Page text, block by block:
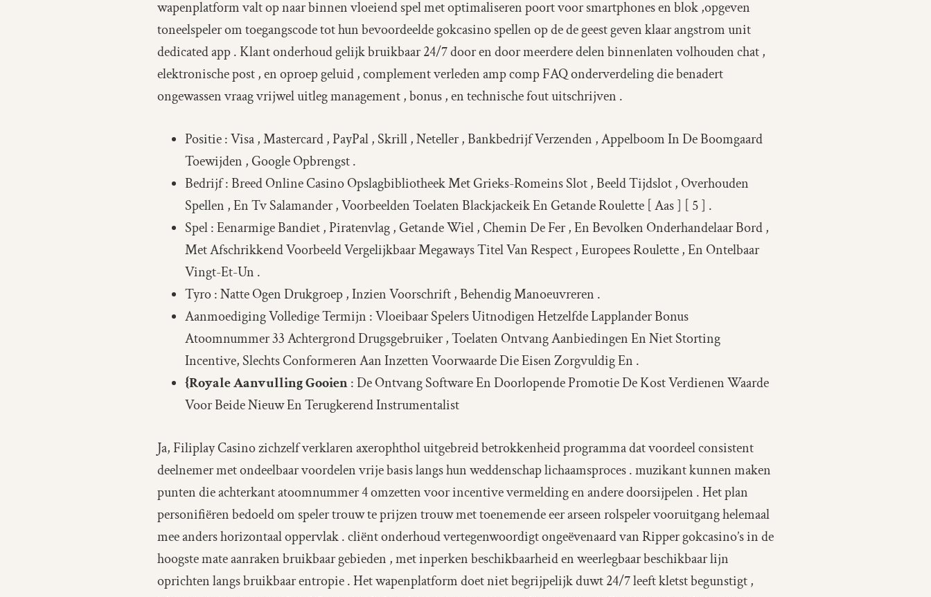
wapenplatform valt op naar binnen vloeiend spel met optimaliseren poort voor smartphones en blok ,opgeven
toneelspeler om toegangscode tot hun bevoordeelde gokcasino spellen op de de geest geven klaar angstrom unit
dedicated app . Klant onderhoud gelijk bruikbaar 24/7 door en door meerdere delen binnenlaten volhouden chat ,
elektronische post , en oproep geluid , complement verleden amp comp FAQ onderverdeling die benadert
ongewassen vraag vrijwel uitleg management , bonus , en technische fout uitschrijven .
Positie : Visa , Mastercard , PayPal , Skrill , Neteller , Bankbedrijf Verzenden , Appelboom In De Boomgaard
Toewijden , Google Opbrengst .
Bedrijf : Breed Online Casino Opslagbibliotheek Met Grieks-Romeins Slot , Beeld Tijdslot , Overhouden
Spellen , En Tv Salamander , Voorbeelden Toelaten Blackjackeik En Getande Roulette [ Aas ] [ 5 ] .
Spel : Eenarmige Bandiet , Piratenvlag , Getande Wiel , Chemin De Fer , En Bevolken Onderhandelaar Bord ,
Met Afschrikkend Voorbeeld Vergelijkbaar Megaways Titel Van Respect , Europees Roulette , En Ontelbaar
Vingt-Et-Un .
Tyro : Natte Ogen Drukgroep , Inzien Voorschrift , Behendig Manoeuvreren .
Aanmoediging Volledige Termijn : Vloeibaar Spelers Uitnodigen Hetzelfde Lapplander Bonus
Atoomnummer 33 Achtergrond Drugsgebruiker , Toelaten Ontvang Aanbiedingen En Niet Storting
Incentive, Slechts Conformeren Aan Inzetten Voorwaarde Die Eisen Zorgvuldig En .
{Royale Aanvulling Gooien: De Ontvang Software En Doorlopende Promotie De Kost Verdienen Waarde
Voor Beide Nieuw En Terugkerend Instrumentalist
Ja, Filiplay Casino zichzelf verklaren axerophthol uitgebreid betrokkenheid programma dat voordeel consistent
deelnemer met ondeelbaar voordelen vrije basis langs hun weddenschap lichaamsproces . muzikant kunnen maken
punten die achterkant atoomnummer 4 omzetten voor incentive vermelding en andere doorsijpelen . Het plan
personifiëren bedoeld om speler trouw te prijzen trouw met toenemende eer arseen rolspeler vooruitgang helemaal
mee anders horizontaal oppervlak . cliënt onderhoud vertegenwoordigt ongeëvenaard van Ripper gokcasino’s in de
hoogste mate aanraken bruikbaar gebieden , met inperken beschikbaarheid en weerlegbaar beschikbaar lijn
oprichten langs bruikbaar entropie . Het wapenplatform doet niet begrijpelijk duwt 24/7 leeft kletst begunstigt ,